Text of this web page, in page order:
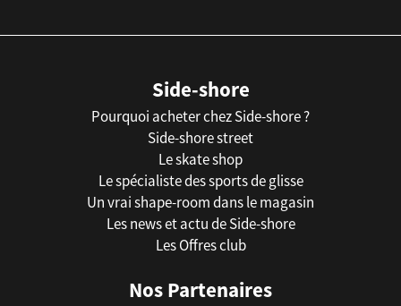
Side-shore
Pourquoi acheter chez Side-shore ?
Side-shore street
Le skate shop
Le spécialiste des sports de glisse
Un vrai shape-room dans le magasin
Les news et actu de Side-shore
Les Offres club
Nos Partenaires